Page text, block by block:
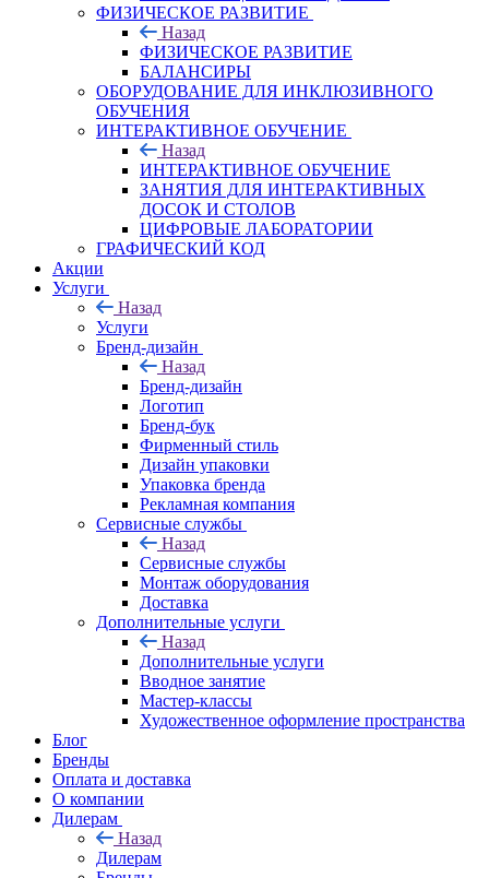
ФИЗИЧЕСКОЕ РАЗВИТИЕ
Назад
ФИЗИЧЕСКОЕ РАЗВИТИЕ
БАЛАНСИРЫ
ОБОРУДОВАНИЕ ДЛЯ ИНКЛЮЗИВНОГО
ОБУЧЕНИЯ
ИНТЕРАКТИВНОЕ ОБУЧЕНИЕ
Назад
ИНТЕРАКТИВНОЕ ОБУЧЕНИЕ
ЗАНЯТИЯ ДЛЯ ИНТЕРАКТИВНЫХ
ДОСОК И СТОЛОВ
ЦИФРОВЫЕ ЛАБОРАТОРИИ
ГРАФИЧЕСКИЙ КОД
Акции
Услуги
Назад
Услуги
Бренд-дизайн
Назад
Бренд-дизайн
Логотип
Бренд-бук
Фирменный стиль
Дизайн упаковки
Упаковка бренда
Рекламная компания
Сервисные службы
Назад
Сервисные службы
Монтаж оборудования
Доставка
Дополнительные услуги
Назад
Дополнительные услуги
Вводное занятие
Мастер-классы
Художественное оформление пространства
Блог
Бренды
Оплата и доставка
О компании
Дилерам
Назад
Дилерам